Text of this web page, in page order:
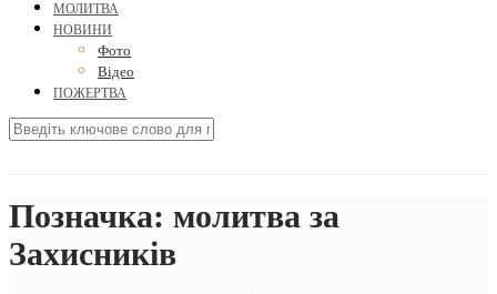
МОЛИТВА
НОВИНИ
Фото
Відео
ПОЖЕРТВА
Позначка: молитва за
Захисників